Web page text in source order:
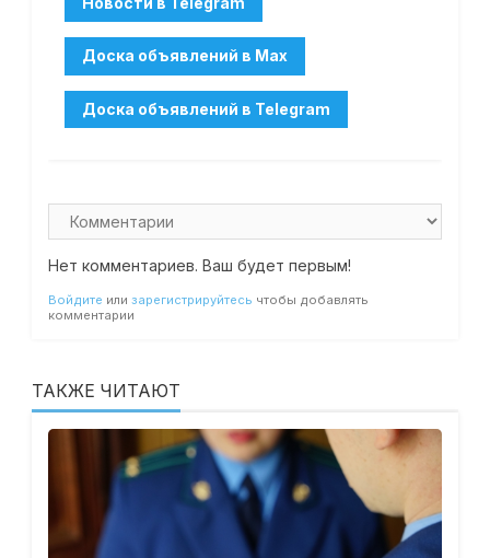
Нет комментариев. Ваш будет первым!
Войдите или зарегистрируйтесь чтобы добавлять
комментарии
ТАКЖЕ ЧИТАЮТ